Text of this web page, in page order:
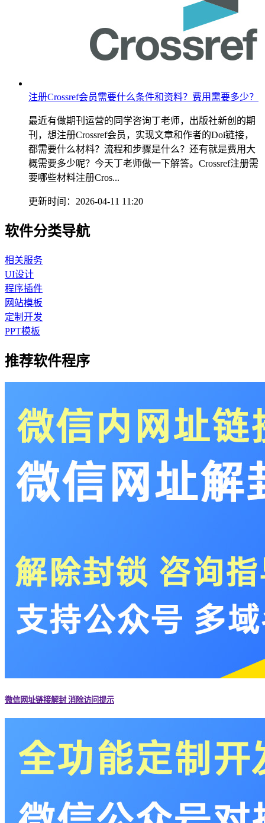
注册Crossref会员需要什么条件和资料？费用需要多少？
最近有做期刊运营的同学咨询丁老师，出版社新创的期
刊，想注册Crossref会员，实现文章和作者的Doi链接，
都需要什么材料？流程和步骤是什么？还有就是费用大
概需要多少呢？今天丁老师做一下解答。Crossref注册需
要哪些材料注册Cros...
更新时间：2026-04-11 11:20
软件分类导航
相关服务
UI设计
程序插件
网站模板
定制开发
PPT模板
推荐软件程序
微信网址链接解封 消除访问提示